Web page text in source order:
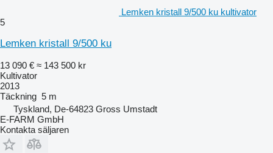
Lemken kristall 9/500 ku kultivator
5
Lemken kristall 9/500 ku
13 090 € ≈ 143 500 kr
Kultivator
2013
Täckning 5 m
Tyskland, De-64823 Gross Umstadt
E-FARM GmbH
Kontakta säljaren